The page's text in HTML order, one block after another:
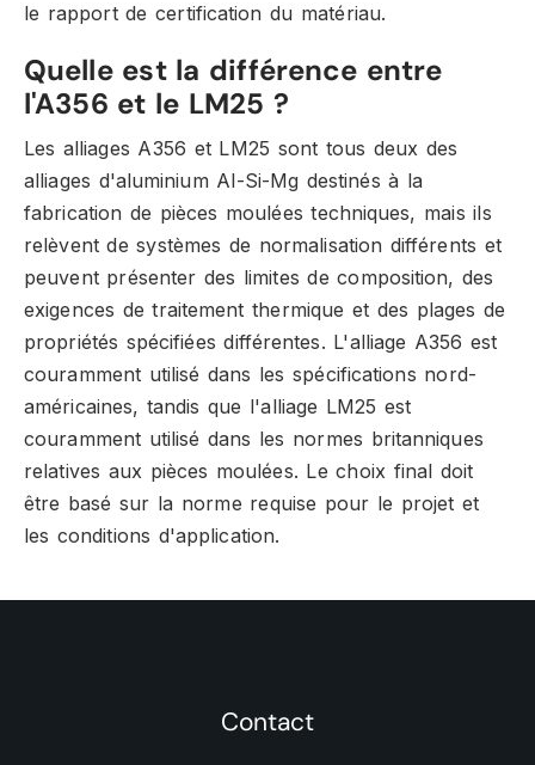
le rapport de certification du matériau.
Quelle est la différence entre
l'A356 et le LM25 ?
Les alliages A356 et LM25 sont tous deux des
alliages d'aluminium Al-Si-Mg destinés à la
fabrication de pièces moulées techniques, mais ils
relèvent de systèmes de normalisation différents et
peuvent présenter des limites de composition, des
exigences de traitement thermique et des plages de
propriétés spécifiées différentes. L'alliage A356 est
couramment utilisé dans les spécifications nord-
américaines, tandis que l'alliage LM25 est
couramment utilisé dans les normes britanniques
relatives aux pièces moulées. Le choix final doit
être basé sur la norme requise pour le projet et
les conditions d'application.
Contact